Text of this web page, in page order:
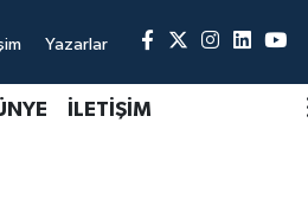
Yazarlar
İLETİŞİM